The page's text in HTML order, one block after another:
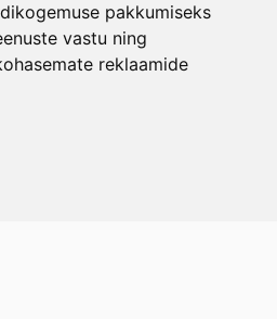
pakkumiseks
vastu ning
reklaamide